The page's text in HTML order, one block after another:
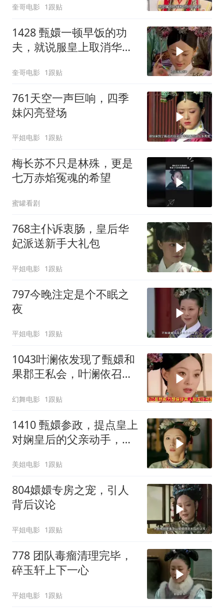
局！
奎哥电影 1跟贴
1428 甄嬛一顿早饭的功
夫，就说服皇上取消华妃
奎哥电影 1跟贴
761天空一声巨响，四季
妹闪亮登场
平姐电影 1跟贴
梅长苏不只是林殊，更是
七万赤焰冤魂的希望
蜜罐看剧
768主仆诉衷肠，皇后华
妃派送新手大礼包
平姐电影 1跟贴
797今晚注定是个不眠之
夜
平姐电影 1跟贴
1043叶澜依发现了甄嬛和
果郡王私会，叶澜依召集
幻舞电影 1跟贴
1410 甄嬛参政，提点皇上
对娴皇后的父亲动手，且
美姐电影 1跟贴
804嬛嬛专房之宠，引人
背后议论
平姐电影 1跟贴
778 团队毒瘤清理完毕，
碎玉轩上下一心
平姐电影 1跟贴